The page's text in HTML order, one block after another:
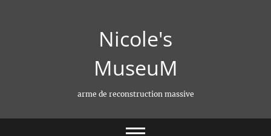
Nicole's
MuseuM
arme de reconstruction massive